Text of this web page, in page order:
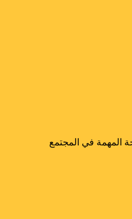
المهمة في المجتمع